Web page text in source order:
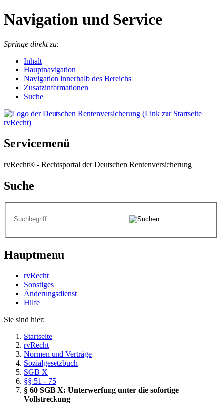
Navigation und Service
Springe direkt zu:
Inhalt
Hauptnavigation
Navigation innerhalb des Bereichs
Zusatzinformationen
Suche
Servicemenü
rvRecht® - Rechtsportal der Deutschen Rentenversicherung
Suche
Hauptmenu
rvRecht
Sonstiges
Änderungsdienst
Hil­fe
Sie sind hier:
Startseite
rvRecht
Normen und Verträge
Sozialgesetzbuch
SGB X
§§ 51 - 75
§ 60 SGB X: Unterwerfung unter die sofortige
Vollstreckung